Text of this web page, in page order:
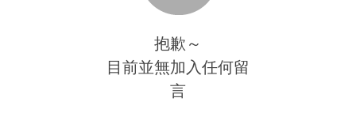
抱歉～
目前並無加入任何留
言